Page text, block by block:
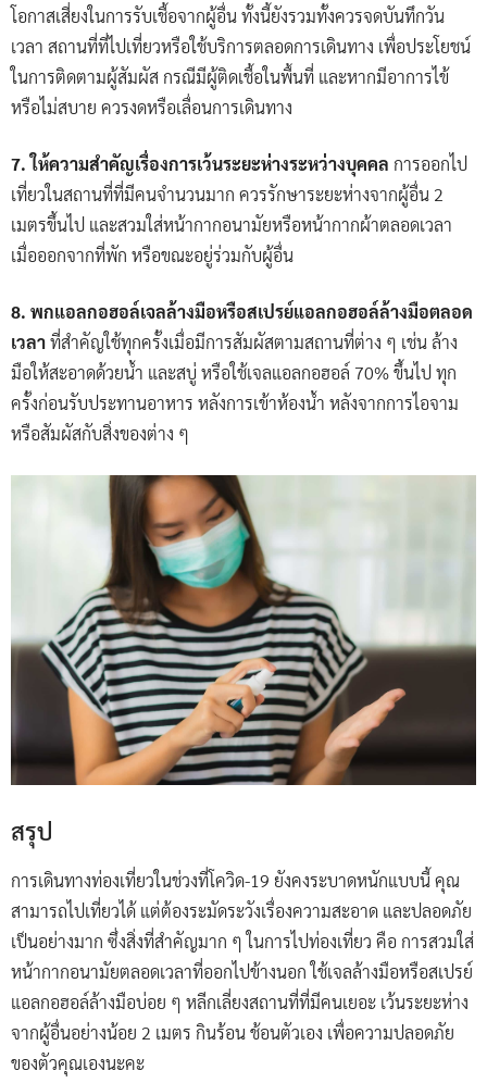
โอกาสเสี่ยงในการรับเชื้อจากผู้อื่น ทั้งนี้ยังรวมทั้งควรจดบันทึกวัน
เวลา สถานที่ที่ไปเที่ยวหรือใช้บริการตลอดการเดินทาง เพื่อประโยชน์
ในการติดตามผู้สัมผัส กรณีมีผู้ติดเชื้อในพื้นที่ และหากมีอาการไข้
หรือไม่สบาย ควรงดหรือเลื่อนการเดินทาง
7. ให้ความสำคัญเรื่องการเว้นระยะห่างระหว่างบุคคล การออกไป
เที่ยวในสถานที่ที่มีคนจำนวนมาก ควรรักษาระยะห่างจากผู้อื่น 2
เมตรขึ้นไป และสวมใส่หน้ากากอนามัยหรือหน้ากากผ้าตลอดเวลา
เมื่อออกจากที่พัก หรือขณะอยู่ร่วมกับผู้อื่น
8. พกแอลกอฮอล์เจลล้างมือหรือสเปรย์แอลกอฮอล์ล้างมือตลอด
เวลาที่สำคัญใช้ทุกครั้งเมื่อมีการสัมผัสตามสถานที่ต่าง ๆ เช่น ล้าง
มือให้สะอาดด้วยน้ำ และสบู่ หรือใช้เจลแอลกอฮอล์ 70% ขึ้นไป ทุก
ครั้งก่อนรับประทานอาหาร หลังการเข้าห้องน้ำ หลังจากการไอจาม
หรือสัมผัสกับสิ่งของต่าง ๆ
สรุป
การเดินทางท่องเที่ยวในช่วงที่โควิด-19 ยังคงระบาดหนักแบบนี้ คุณ
สามารถไปเที่ยวได้ แต่ต้องระมัดระวังเรื่องความสะอาด และปลอดภัย
เป็นอย่างมาก ซึ่งสิ่งที่สำคัญมาก ๆ ในการไปท่องเที่ยว คือ การสวมใส่
หน้ากากอนามัยตลอดเวลาที่ออกไปข้างนอก ใช้เจลล้างมือหรือสเปรย์
แอลกอฮอล์ล้างมือบ่อย ๆ หลีกเลี่ยงสถานที่ที่มีคนเยอะ เว้นระยะห่าง
จากผู้อื่นอย่างน้อย 2 เมตร กินร้อน ช้อนตัวเอง เพื่อความปลอดภัย
ของตัวคุณเองนะคะ